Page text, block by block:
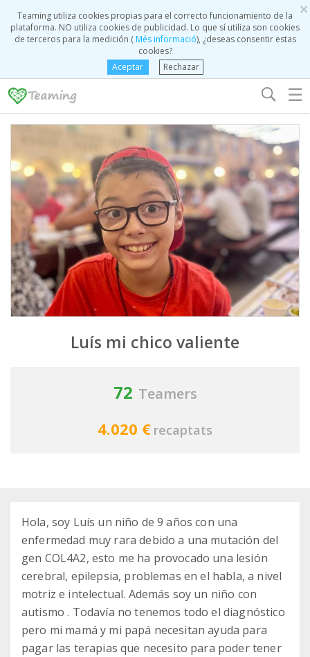
×
Teaming utiliza cookies propias para el correcto funcionamiento de la
plataforma. NO utiliza cookies de publicidad. Lo que sí utiliza son cookies
de terceros para la medición (Més informació), ¿deseas consentir estas
cookies?
Aceptar
Rechazar
☰
Luís mi chico valiente
72 Teamers
4.020 € recaptats
Hola, soy Luís un niño de 9 años con una
enfermedad muy rara debido a una mutación del
gen COL4A2, esto me ha provocado una lesión
cerebral, epilepsia, problemas en el habla, a nivel
motriz e intelectual. Además soy un niño con
autismo . Todavía no tenemos todo el diagnóstico
pero mi mamá y mi papá necesitan ayuda para
pagar las terapias que necesito para poder tener